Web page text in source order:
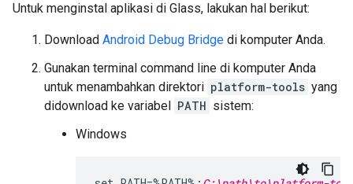
Untuk menginstal aplikasi di Glass, lakukan hal berikut:
Download Android Debug Bridge di komputer Anda.
Gunakan terminal command line di komputer Anda
untuk menambahkan direktori platform-tools yang
didownload ke variabel PATH sistem:
Windows